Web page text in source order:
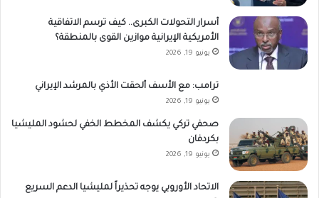
أسرار التحولات الكبرى.. كيف ترسم الاتفاقية
الأمريكية الإيرانية موازين القوى بالمنطقة؟
يونيو 19, 2026
ترامب: مع الأسف ألحقت الأذي بالمرشد الإيراني
يونيو 19, 2026
صحفي تركي يكشف المخطط الخفي لحشود المليشيا
بكردفان
يونيو 19, 2026
الاتحاد الأوروبي يوجه تحذيراً لمليشيا الدعم السريع